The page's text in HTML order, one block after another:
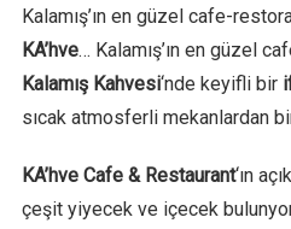
Kalamış’ın en güzel cafe-
KA’hve… Kalamış’ın en güzel
Kalamış Kahvesi‘nde keyifli bir
sıcak atmosferli mekanlardan
KA’hve Cafe & Restaurant‘ın
çeşit yiyecek ve içecek